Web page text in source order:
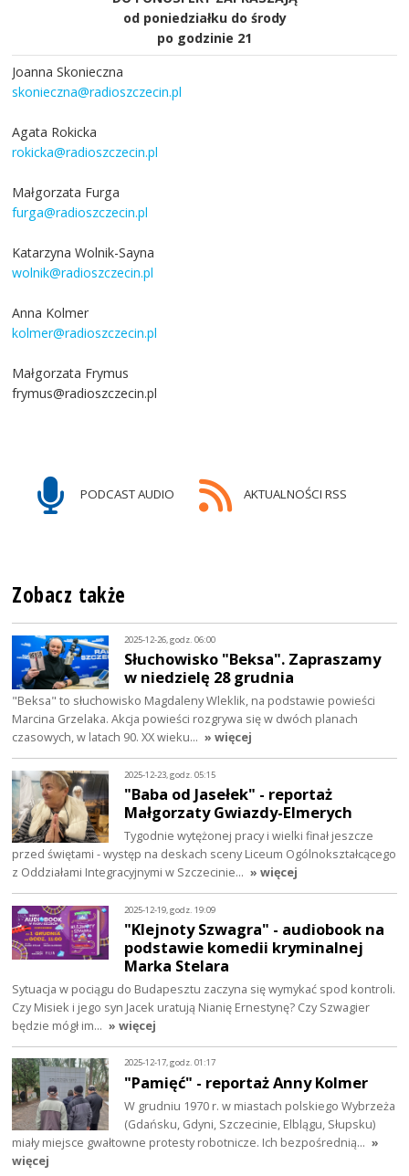
od poniedziałku do środy
po godzinie 21
Joanna Skonieczna
skonieczna@radioszczecin.pl
Agata Rokicka
rokicka@radioszczecin.pl
Małgorzata Furga
furga@radioszczecin.pl
Katarzyna Wolnik-Sayna
wolnik@radioszczecin.pl
Anna Kolmer
kolmer@radioszczecin.pl
Małgorzata Frymus
frymus@radioszczecin.pl
PODCAST AUDIO AKTUALNOŚCI RSS
Zobacz także
2025-12-26, godz. 06:00
Słuchowisko "Beksa". Zapraszamy
w niedzielę 28 grudnia
"Beksa" to słuchowisko Magdaleny Wleklik, na podstawie powieści
Marcina Grzelaka. Akcja powieści rozgrywa się w dwóch planach
czasowych, w latach 90. XX wieku… » więcej
2025-12-23, godz. 05:15
"Baba od Jasełek" - reportaż
Małgorzaty Gwiazdy-Elmerych
Tygodnie wytężonej pracy i wielki finał jeszcze
przed świętami - występ na deskach sceny Liceum Ogólnokształcącego
z Oddziałami Integracyjnymi w Szczecinie… » więcej
2025-12-19, godz. 19:09
"Klejnoty Szwagra" - audiobook na
podstawie komedii kryminalnej
Marka Stelara
Sytuacja w pociągu do Budapesztu zaczyna się wymykać spod kontroli.
Czy Misiek i jego syn Jacek uratują Nianię Ernestynę? Czy Szwagier
będzie mógł im… » więcej
2025-12-17, godz. 01:17
"Pamięć" - reportaż Anny Kolmer
W grudniu 1970 r. w miastach polskiego Wybrzeża
(Gdańsku, Gdyni, Szczecinie, Elblągu, Słupsku)
miały miejsce gwałtowne protesty robotnicze. Ich bezpośrednią… »
więcej